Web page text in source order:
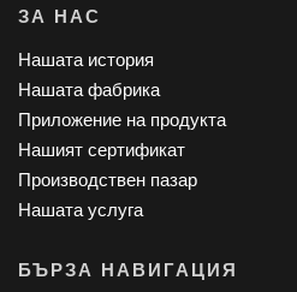
ЗА НАС
Нашата история
Нашата фабрика
Приложение на продукта
Нашият сертификат
Производствен пазар
Нашата услуга
БЪРЗА НАВИГАЦИЯ